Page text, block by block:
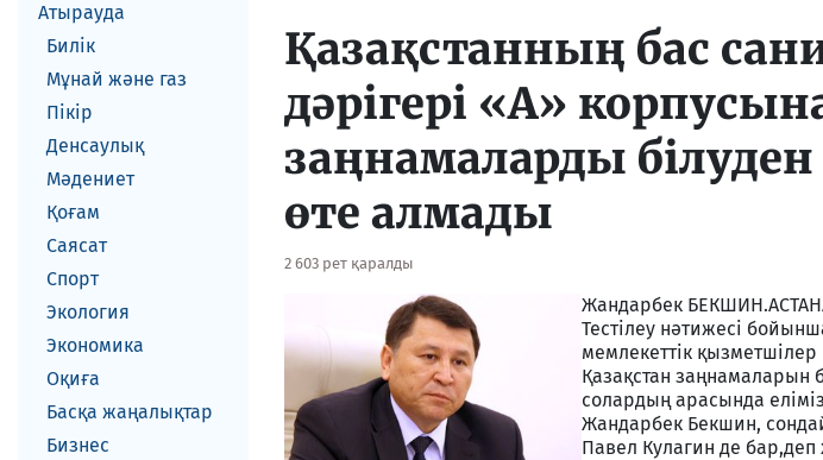
Атырауда
Билік
Мұнай және газ
Пікір
Денсаулық
Мәдениет
Қоғам
Саясат
Спорт
Экология
Экономика
Оқиға
Басқа жаңалықтар
Бизнес
Қазақстанның бас
дәрігері «А»
заңнамаларды білуден
өте алмады
2 603 рет қаралды
Жандарбек БЕКШИН.
Тестілеу нәтижесі
мемлекеттік
Қазақстан заңнамаларын
солардың арасында
Жандарбек Бекшин,
Павел Кулагин де